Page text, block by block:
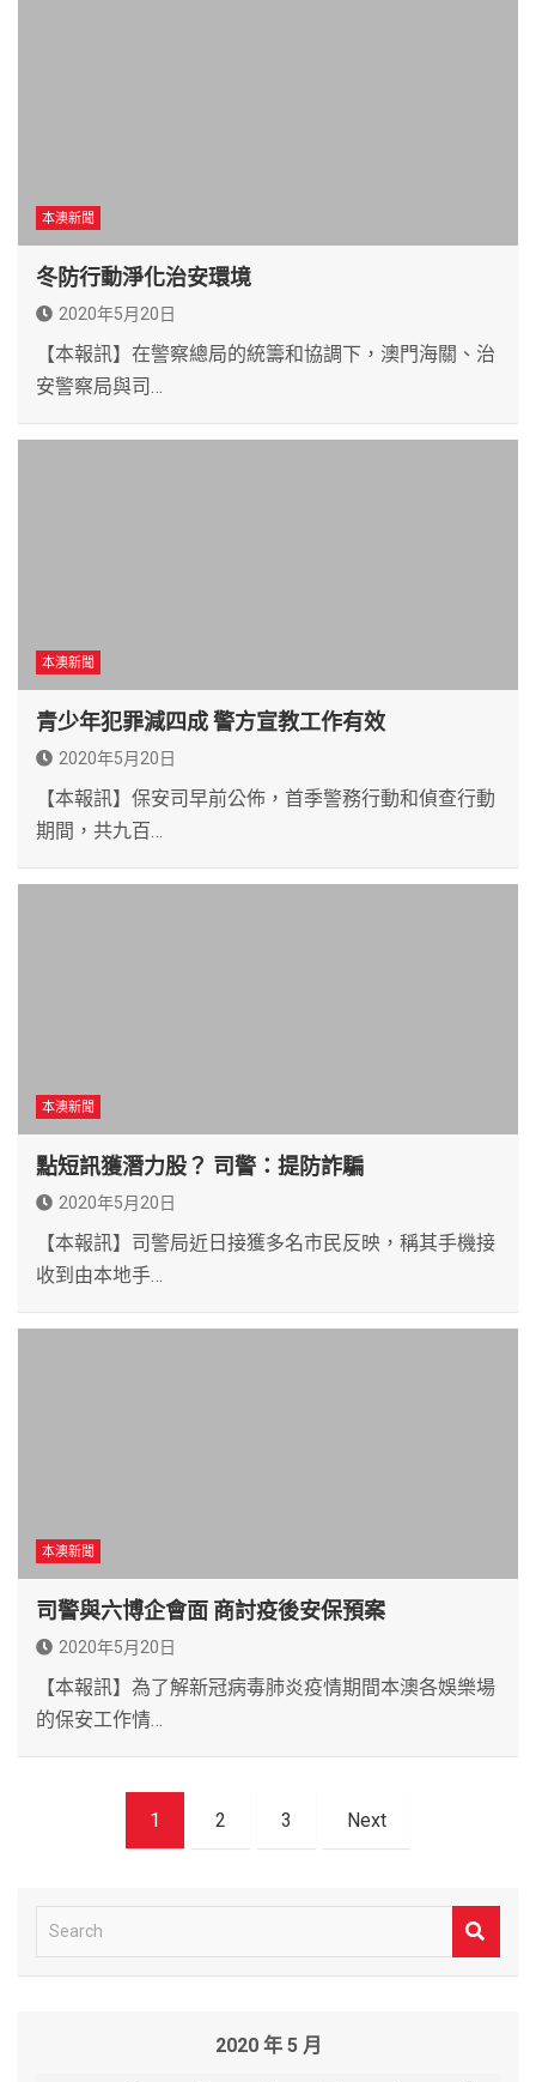
本澳新聞
冬防行動淨化治安環境
2020年5月20日
【本報訊】在警察總局的統籌和協調下，澳門海關、治
安警察局與司…
本澳新聞
青少年犯罪減四成 警方宣教工作有效
2020年5月20日
【本報訊】保安司早前公佈，首季警務行動和偵查行動
期間，共九百…
本澳新聞
點短訊獲潛力股？ 司警：提防詐騙
2020年5月20日
【本報訊】司警局近日接獲多名市民反映，稱其手機接
收到由本地手…
本澳新聞
司警與六博企會面 商討疫後安保預案
2020年5月20日
【本報訊】為了解新冠病毒肺炎疫情期間本澳各娛樂場
的保安工作情…
1 2 3 Next
e
2020 年 5 月